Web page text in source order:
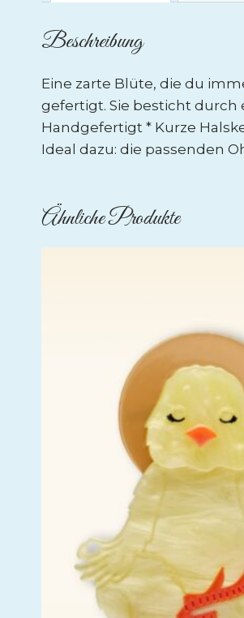
Beschreibung
Eine zarte Blüte, die du
gefertigt. Sie besticht
Handgefertigt * Kurze
Ideal dazu: die passenden
Ähnliche Produkte